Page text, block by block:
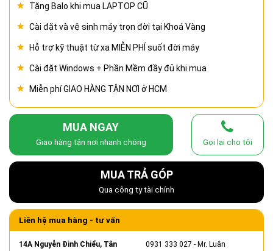
Tặng Balo khi mua LAPTOP CŨ
Cài đặt và vệ sinh máy trọn đời tại Khoá Vàng
Hỗ trợ kỹ thuật từ xa MIỄN PHÍ suốt đời máy
Cài đặt Windows + Phần Mềm đầy đủ khi mua
Miễn phí GIAO HÀNG TẬN NƠI ở HCM
MUA NGAY
Giao hàng tận nơi nhanh chóng Gọi lại cho tôi
MUA TRẢ GÓP
Qua công ty tài chính
Liên hệ mua hàng - tư vấn
14A Nguyễn Đình Chiểu, Tân
0931 333 027 - Mr. Luân